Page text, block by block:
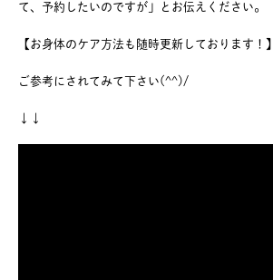
て、予約したいのですが」とお伝えください。
【お身体のケア方法も随時更新しております！】
ご参考にされてみて下さい(^^)/
↓↓